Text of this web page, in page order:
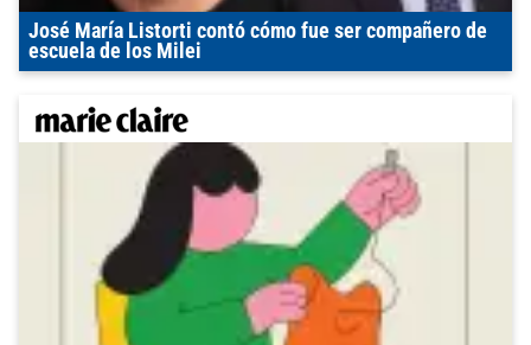
José María Listorti contó cómo fue ser compañero de
escuela de los Milei